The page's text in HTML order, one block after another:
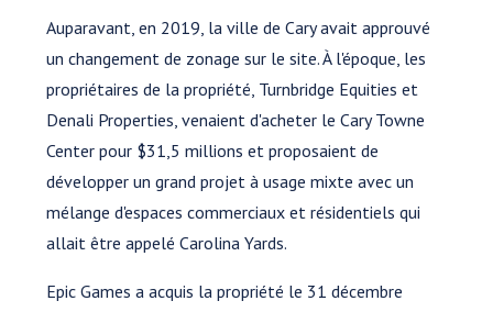
Auparavant, en 2019, la ville de Cary avait approuvé
un changement de zonage sur le site. À l'époque, les
propriétaires de la propriété, Turnbridge Equities et
Denali Properties, venaient d'acheter le Cary Towne
Center pour $31,5 millions et proposaient de
développer un grand projet à usage mixte avec un
mélange d'espaces commerciaux et résidentiels qui
allait être appelé Carolina Yards.
Epic Games a acquis la propriété le 31 décembre